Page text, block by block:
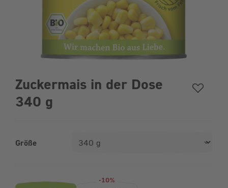
Zuckermais in der Dose
340 g
Größe
-10%